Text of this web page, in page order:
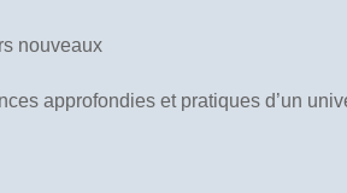
nouveaux
approfondies et pratiques d’un